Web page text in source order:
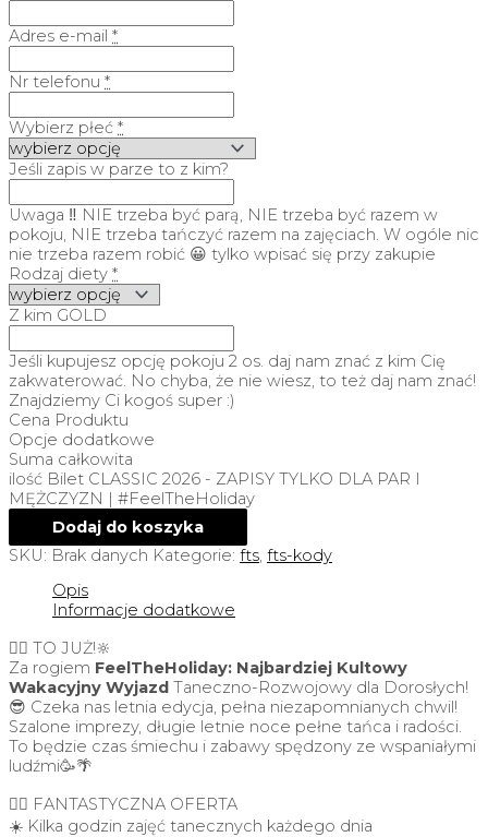
Adres e-mail *
Nr telefonu *
Wybierz płeć *
Jeśli zapis w parze to z kim?
Uwaga ‼️ NIE trzeba być parą, NIE trzeba być razem w
pokoju, NIE trzeba tańczyć razem na zajęciach. W ogóle nic
nie trzeba razem robić 😀 tylko wpisać się przy zakupie
Rodzaj diety *
Z kim GOLD
Jeśli kupujesz opcję pokoju 2 os. daj nam znać z kim Cię
zakwaterować. No chyba, że nie wiesz, to też daj nam znać!
Znajdziemy Ci kogoś super :)
Cena Produktu
Opcje dodatkowe
Suma całkowita
ilość Bilet CLASSIC 2026 - ZAPISY TYLKO DLA PAR I
MĘŻCZYZN | #FeelTheHoliday
Dodaj do koszyka
SKU: Brak danych Kategorie: fts, fts-kody
Opis
Informacje dodatkowe
👉🏼 TO JUŻ!🔆
Za rogiem FeelTheHoliday: Najbardziej Kultowy
Wakacyjny Wyjazd Taneczno-Rozwojowy dla Dorosłych!
😎 Czeka nas letnia edycja, pełna niezapomnianych chwil!
Szalone imprezy, długie letnie noce pełne tańca i radości.
To będzie czas śmiechu i zabawy spędzony ze wspaniałymi
ludźmi🥳🌴
👉🏼 FANTASTYCZNA OFERTA
☀️ Kilka godzin zajęć tanecznych każdego dnia